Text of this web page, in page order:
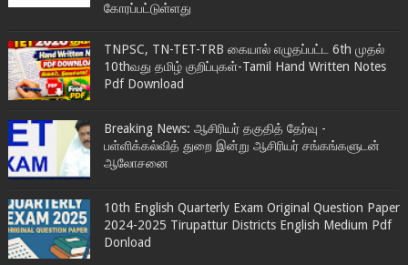
கோரப்பட்டுள்ளது
TNPSC, TN-TET-TRB கையால் எழுதப்பட்ட 6th முதல்
10thவது தமிழ் குறிப்புகள்-Tamil Hand Written Notes
Pdf Download
Breaking News: ஆசிரியர் தகுதித் தேர்வு -
பள்ளிக்கல்வித் துறை இன்று ஆசிரியர் சங்கங்களுடன்
ஆலோசனை
10th English Quarterly Exam Original Question Paper
2024-2025 Tirupattur Districts English Medium Pdf
Donload